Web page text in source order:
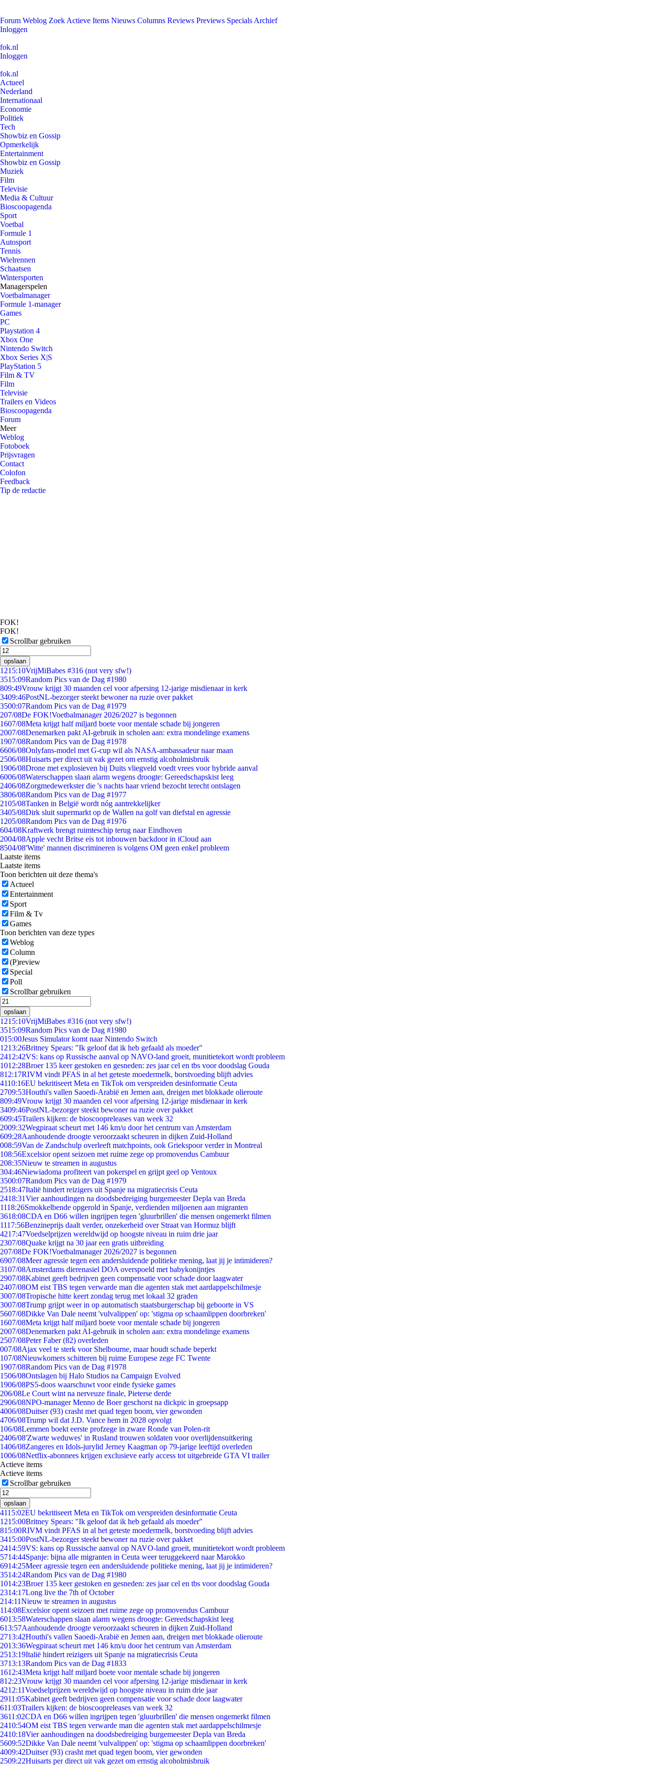
Forum Weblog Zoek Actieve Items Nieuws Columns Reviews Previews Specials Archief
Inloggen
fok.nl
Inloggen
fok.nl
Actueel
Nederland
Internationaal
Economie
Politiek
Tech
Showbiz en Gossip
Opmerkelijk
Entertainment
Showbiz en Gossip
Muziek
Film
Televisie
Media & Cultuur
Bioscoopagenda
Sport
Voetbal
Formule 1
Autosport
Tennis
Wielrennen
Schaatsen
Wintersporten
Managerspelen
Voetbalmanager
Formule 1-manager
Games
PC
Playstation 4
Xbox One
Nintendo Switch
Xbox Series X|S
PlayStation 5
Film & TV
Film
Televisie
Trailers en Videos
Bioscoopagenda
Forum
Meer
Weblog
Fotoboek
Prijsvragen
Contact
Colofon
Feedback
Tip de redactie
FOK!
FOK!
Scrollbar gebruiken
opslaan
1215:10VrijMiBabes #316 (not very sfw!)
3515:09Random Pics van de Dag #1980
809:49Vrouw krijgt 30 maanden cel voor afpersing 12-jarige misdienaar in kerk
3409:46PostNL-bezorger steekt bewoner na ruzie over pakket
3500:07Random Pics van de Dag #1979
207/08De FOK!Voetbalmanager 2026/2027 is begonnen
1607/08Meta krijgt half miljard boete voor mentale schade bij jongeren
2007/08Denemarken pakt AI-gebruik in scholen aan: extra mondelinge examens
1907/08Random Pics van de Dag #1978
6606/08Onlyfans-model met G-cup wil als NASA-ambassadeur naar maan
2506/08Huisarts per direct uit vak gezet om ernstig alcoholmisbruik
1906/08Drone met explosieven bij Duits vliegveld voedt vrees voor hybride aanval
6006/08Waterschappen slaan alarm wegens droogte: Gereedschapskist leeg
2406/08Zorgmedewerkster die 's nachts haar vriend bezocht terecht ontslagen
3806/08Random Pics van de Dag #1977
2105/08Tanken in België wordt nóg aantrekkelijker
3405/08Dirk sluit supermarkt op de Wallen na golf van diefstal en agressie
1205/08Random Pics van de Dag #1976
604/08Kraftwerk brengt ruimteschip terug naar Eindhoven
2004/08Apple vecht Britse eis tot inbouwen backdoor in iCloud aan
8504/08'Witte' mannen discrimineren is volgens OM geen enkel probleem
Laatste items
Laatste items
Toon berichten uit deze thema's
Actueel
Entertainment
Sport
Film & Tv
Games
Toon berichten van deze types
Weblog
Column
(P)review
Special
Poll
Scrollbar gebruiken
opslaan
1215:10VrijMiBabes #316 (not very sfw!)
3515:09Random Pics van de Dag #1980
015:00Jesus Simulator komt naar Nintendo Switch
1213:26Britney Spears: "Ik geloof dat ik heb gefaald als moeder"
2412:42VS: kans op Russische aanval op NAVO-land groeit, munitietekort wordt probleem
1012:28Broer 135 keer gestoken en gesneden: zes jaar cel en tbs voor doodslag Gouda
812:17RIVM vindt PFAS in al het geteste moedermelk, borstvoeding blijft advies
4110:16EU bekritiseert Meta en TikTok om verspreiden desinformatie Ceuta
2709:53Houthi's vallen Saoedi-Arabië en Jemen aan, dreigen met blokkade olieroute
809:49Vrouw krijgt 30 maanden cel voor afpersing 12-jarige misdienaar in kerk
3409:46PostNL-bezorger steekt bewoner na ruzie over pakket
609:45Trailers kijken: de bioscoopreleases van week 32
2009:32Wegpiraat scheurt met 146 km/u door het centrum van Amsterdam
609:28Aanhoudende droogte veroorzaakt scheuren in dijken Zuid-Holland
008:59Van de Zandschulp overleeft matchpoints, ook Griekspoor verder in Montreal
108:56Excelsior opent seizoen met ruime zege op promovendus Cambuur
208:35Nieuw te streamen in augustus
304:46Niewiadoma profiteert van pokerspel en grijpt geel op Ventoux
3500:07Random Pics van de Dag #1979
2518:47Italië hindert reizigers uit Spanje na migratiecrisis Ceuta
2418:31Vier aanhoudingen na doodsbedreiging burgemeester Depla van Breda
1118:26Smokkelbende opgerold in Spanje, verdienden miljoenen aan migranten
3618:08CDA en D66 willen ingrijpen tegen 'gluurbrillen' die mensen ongemerkt filmen
1117:56Benzineprijs daalt verder, onzekerheid over Straat van Hormuz blijft
4217:47Voedselprijzen wereldwijd op hoogste niveau in ruim drie jaar
2307/08Quake krijgt na 30 jaar een gratis uitbreiding
207/08De FOK!Voetbalmanager 2026/2027 is begonnen
6907/08Meer agressie tegen een andersluidende politieke mening, laat jij je intimideren?
3107/08Amsterdams dierenasiel DOA overspoeld met babykonijntjes
2907/08Kabinet geeft bedrijven geen compensatie voor schade door laagwater
2407/08OM eist TBS tegen verwarde man die agenten stak met aardappelschilmesje
3007/08Tropische hitte keert zondag terug met lokaal 32 graden
3007/08Trump grijpt weer in op automatisch staatsburgerschap bij geboorte in VS
5607/08Dikke Van Dale neemt 'vulvalippen' op: 'stigma op schaamlippen doorbreken'
1607/08Meta krijgt half miljard boete voor mentale schade bij jongeren
2007/08Denemarken pakt AI-gebruik in scholen aan: extra mondelinge examens
2507/08Peter Faber (82) overleden
007/08Ajax veel te sterk voor Shelbourne, maar houdt schade beperkt
107/08Nieuwkomers schitteren bij ruime Europese zege FC Twente
1907/08Random Pics van de Dag #1978
1506/08Ontslagen bij Halo Studios na Campaign Evolved
1906/08PS5-doos waarschuwt voor einde fysieke games
206/08Le Court wint na nerveuze finale, Pieterse derde
2906/08NPO-manager Menno de Boer geschorst na dickpic in groepsapp
4006/08Duitser (93) crasht met quad tegen boom, vier gewonden
4706/08Trump wil dat J.D. Vance hem in 2028 opvolgt
106/08Lemmen boekt eerste profzege in zware Ronde van Polen-rit
2406/08'Zwarte weduwes' in Rusland trouwen soldaten voor overlijdensuitkering
1406/08Zangeres en Idols-jurylid Jerney Kaagman op 79-jarige leeftijd overleden
1006/08Netflix-abonnees krijgen exclusieve early access tot uitgebreide GTA VI trailer
Actieve items
Actieve items
Scrollbar gebruiken
opslaan
4115:02EU bekritiseert Meta en TikTok om verspreiden desinformatie Ceuta
1215:00Britney Spears: "Ik geloof dat ik heb gefaald als moeder"
815:00RIVM vindt PFAS in al het geteste moedermelk, borstvoeding blijft advies
3415:00PostNL-bezorger steekt bewoner na ruzie over pakket
2414:59VS: kans op Russische aanval op NAVO-land groeit, munitietekort wordt probleem
5714:44Spanje: bijna alle migranten in Ceuta weer teruggekeerd naar Marokko
6914:25Meer agressie tegen een andersluidende politieke mening, laat jij je intimideren?
3514:24Random Pics van de Dag #1980
1014:23Broer 135 keer gestoken en gesneden: zes jaar cel en tbs voor doodslag Gouda
2314:17Long live the 7th of October
214:11Nieuw te streamen in augustus
114:08Excelsior opent seizoen met ruime zege op promovendus Cambuur
6013:58Waterschappen slaan alarm wegens droogte: Gereedschapskist leeg
613:57Aanhoudende droogte veroorzaakt scheuren in dijken Zuid-Holland
2713:42Houthi's vallen Saoedi-Arabië en Jemen aan, dreigen met blokkade olieroute
2013:36Wegpiraat scheurt met 146 km/u door het centrum van Amsterdam
2513:19Italië hindert reizigers uit Spanje na migratiecrisis Ceuta
3713:13Random Pics van de Dag #1833
1612:43Meta krijgt half miljard boete voor mentale schade bij jongeren
812:23Vrouw krijgt 30 maanden cel voor afpersing 12-jarige misdienaar in kerk
4212:11Voedselprijzen wereldwijd op hoogste niveau in ruim drie jaar
2911:05Kabinet geeft bedrijven geen compensatie voor schade door laagwater
611:03Trailers kijken: de bioscoopreleases van week 32
3611:02CDA en D66 willen ingrijpen tegen 'gluurbrillen' die mensen ongemerkt filmen
2410:54OM eist TBS tegen verwarde man die agenten stak met aardappelschilmesje
2410:18Vier aanhoudingen na doodsbedreiging burgemeester Depla van Breda
5609:52Dikke Van Dale neemt 'vulvalippen' op: 'stigma op schaamlippen doorbreken'
4009:42Duitser (93) crasht met quad tegen boom, vier gewonden
2509:22Huisarts per direct uit vak gezet om ernstig alcoholmisbruik